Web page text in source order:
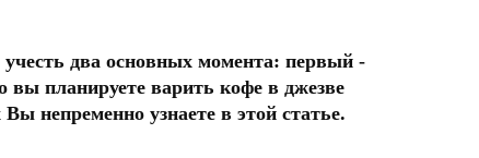
два основных момента: первый -
вы планируете варить кофе в джезве
непременно узнаете в этой статье.